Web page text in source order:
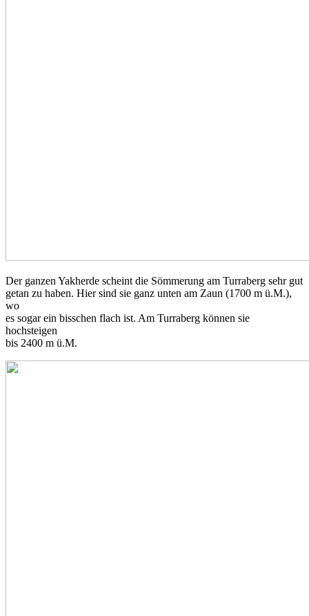
Der ganzen Yakherde scheint die Sömmerung am Turraberg sehr gut
getan zu haben. Hier sind sie ganz unten am Zaun (1700 m ü.M.),
wo
es sogar ein bisschen flach ist. Am Turraberg können sie
hochsteigen
bis 2400 m ü.M.